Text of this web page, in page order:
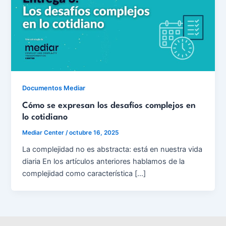
Documentos Mediar
Cómo se expresan los desafíos complejos en
lo cotidiano
Mediar Center/octubre 16, 2025
La complejidad no es abstracta: está en nuestra vida
diaria En los artículos anteriores hablamos de la
complejidad como característica […]